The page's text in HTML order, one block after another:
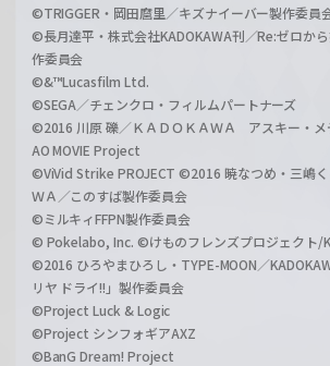
©TRIGGER・岡田麿里／キズナイーバー製作委員
©長月達平・株式会社KADOKAWA刊／Re:ゼロか
作委員会
©&™Lucasfilm Ltd.
©SEGA／チェンクロ・フィルムパートナーズ
©2016 川原 礫／ＫＡＤＯＫＡＷＡ アスキー・メ
AO MOVIE Project
©ViVid Strike PROJECT ©2016 暁なつめ・三嶋く
ＷＡ／このすば製作委員会
©ミルキィFFPN製作委員会
© Pokelabo, Inc. ©けものフレンズプロジェクト/
©2016 ひろやまひろし・TYPE-MOON／
リヤ ドライ!!」製作委員会
©Project Luck & Logic
©Project シンフォギアAXZ
©BanG Dream! Project